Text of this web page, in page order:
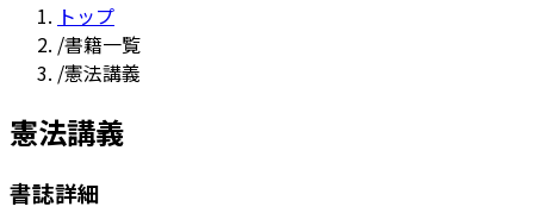
トップ
/書籍一覧
/憲法講義
憲法講義
書誌詳細